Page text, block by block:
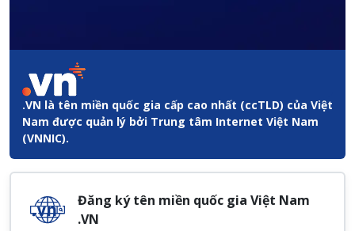
.VN là tên miền quốc gia cấp cao nhất (ccTLD) của Việt
Nam được quản lý bởi Trung tâm Internet Việt Nam
(VNNIC).
Đăng ký tên miền quốc gia Việt Nam
.VN